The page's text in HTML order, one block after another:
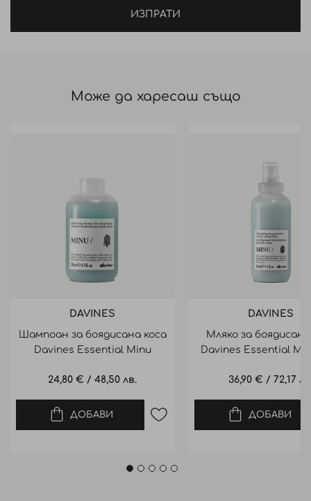
ИЗПРАТИ
Може да харесаш също
DAVINES
Шампоан за боядисана коса
Davines Essential Minu
24,80 € /48,50 лв.
ДОБАВИ
DAVINES
Мляко за боядисана
Davines Essential
36,90 € / 72,17
ДОБАВИ